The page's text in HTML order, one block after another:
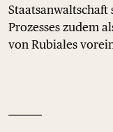
Staatsanwaltschaft
Prozesses zudem
von Rubiales